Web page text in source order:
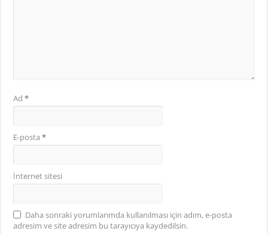
Ad*
E-posta*
İnternet sitesi
Daha sonraki yorumlarımda kullanılması için adım, e-posta
adresim ve site adresim bu tarayıcıya kaydedilsin.